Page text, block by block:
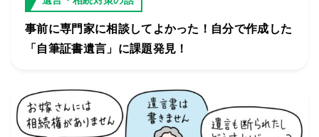
事前に専門家に相談してよかった！自分で作成した
「自筆証書遺言」に課題発見！